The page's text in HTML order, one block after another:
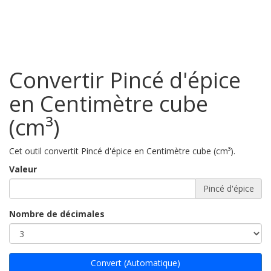
Convertir Pincé d'épice
en Centimètre cube
(cm³)
Cet outil convertit Pincé d'épice en Centimètre cube (cm³).
Valeur
Pincé d'épice
Nombre de décimales
Convert (Automatique)